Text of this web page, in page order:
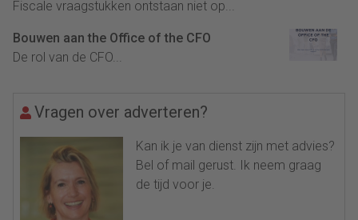
Fiscale vraagstukken ontstaan niet op...
Bouwen aan the Office of the CFO
De rol van de CFO...
Vragen over adverteren?
Kan ik je van dienst zijn met advies?
Bel of mail gerust. Ik neem graag
de tijd voor je.